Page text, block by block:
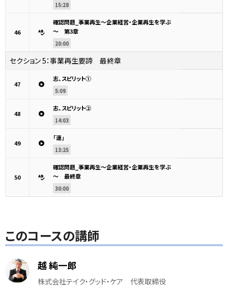
15:28
46
確認問題_事業再生～企業経営・企業再生を学ぶ
～ 第3章
20:00
セクション 5：事業再生要諦 最終章
47
志、スピリット①
5:09
48
志、スピリット②
14:03
49
「運」
13:25
50
確認問題_事業再生～企業経営・企業再生を学ぶ
～ 最終章
30:00
このコースの講師
越 純一郎
株式会社テイク・グッド・ケア 代表取締役